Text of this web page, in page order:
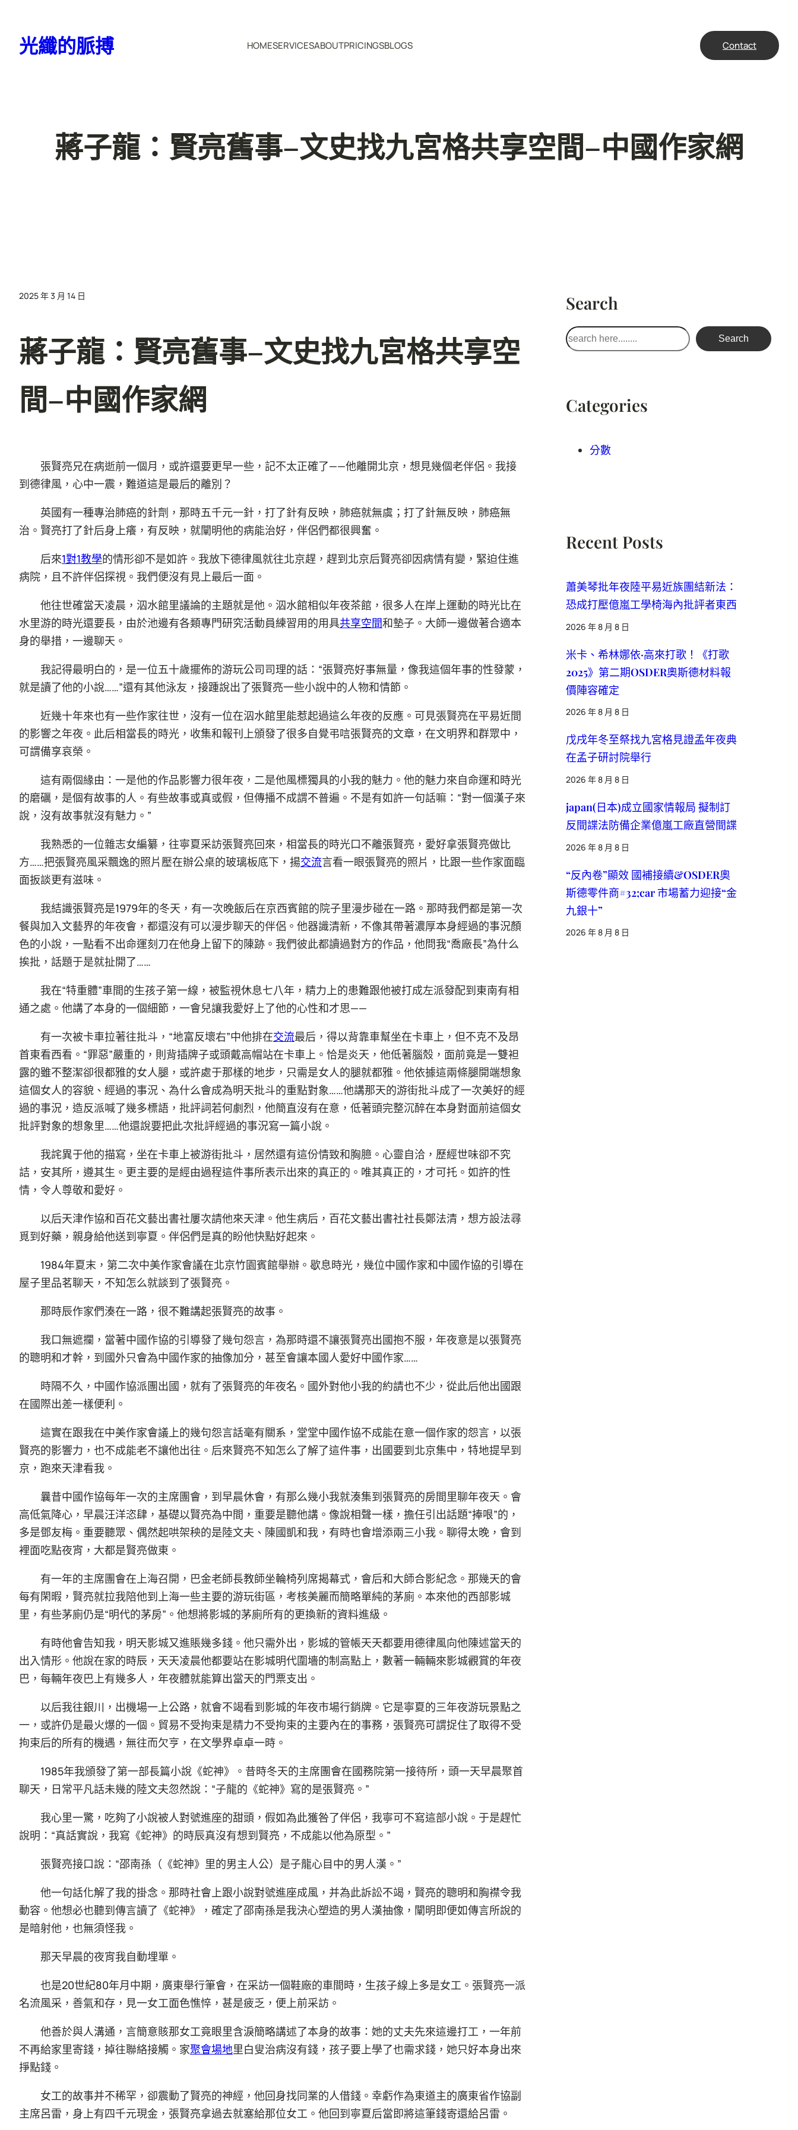
光纖的脈搏 HOMESERVICESABOUTPRICINGSBLOGS Contact
蔣子龍：賢亮舊事–文史找九宮格共享空間–中國作家網
2025 年 3 月 14 日
蔣子龍：賢亮舊事–文史找九宮格共享空
間–中國作家網
張賢亮兄在病逝前一個月，或許還要更早一些，記不太正確了——他離開北京，想見幾個老伴侶。我接
到德律風，心中一震，難道這是最后的離別？
英國有一種專治肺癌的針劑，那時五千元一針，打了針有反映，肺癌就無虞；打了針無反映，肺癌無
治。賢亮打了針后身上癢，有反映，就闡明他的病能治好，伴侶們都很興奮。
后來1對1教學的情形卻不是如許。我放下德律風就往北京趕，趕到北京后賢亮卻因病情有變，緊迫住進
病院，且不許伴侶探視。我們便沒有見上最后一面。
他往世確當天凌晨，泅水館里議論的主題就是他。泅水館相似年夜茶館，很多人在岸上運動的時光比在
水里游的時光還要長，由於池邊有各類專門研究活動員練習用的用具共享空間和墊子。大師一邊做著合適本
身的舉措，一邊聊天。
我記得最明白的，是一位五十歲擺佈的游玩公司司理的話：“張賢亮好事無量，像我這個年事的性發蒙，
就是讀了他的小說……”還有其他泳友，接踵說出了張賢亮一些小說中的人物和情節。
近幾十年來也有一些作家往世，沒有一位在泅水館里能惹起過這么年夜的反應。可見張賢亮在平易近間
的影響之年夜。此后相當長的時光，收集和報刊上頒發了很多自覺弔唁張賢亮的文章，在文明界和群眾中，
可謂備享哀榮。
這有兩個緣由：一是他的作品影響力很年夜，二是他風標獨具的小我的魅力。他的魅力來自命運和時光
的磨礪，是個有故事的人。有些故事或真或假，但傳播不成謂不普遍。不是有如許一句話嘛：“對一個漢子來
說，沒有故事就沒有魅力。”
我熟悉的一位雜志女編纂，往寧夏采訪張賢亮回來，相當長的時光口不離張賢亮，愛好拿張賢亮做比
方……把張賢亮風采飄逸的照片壓在辦公桌的玻璃板底下，揚交流言看一眼張賢亮的照片，比跟一些作家面臨
面扳談更有滋味。
我結識張賢亮是1979年的冬天，有一次晚飯后在京西賓館的院子里漫步碰在一路。那時我們都是第一次
餐與加入文藝界的年夜會，都還沒有可以漫步聊天的伴侶。他器識清新，不像其帶著濃厚本身經過的事況顏
色的小說，一點看不出命運刻刀在他身上留下的陳跡。我們彼此都讀過對方的作品，他問我“喬廠長”為什么
挨批，話題于是就扯開了……
我在“特重體”車間的生孩子第一線，被監視休息七八年，精力上的患難跟他被打成左派發配到東南有相
通之處。他講了本身的一個細節，一會兒讓我愛好上了他的心性和才思——
有一次被卡車拉著往批斗，“地富反壞右”中他排在交流最后，得以背靠車幫坐在卡車上，但不克不及昂
首東看西看。“罪惡”嚴重的，則背插牌子或頭戴高帽站在卡車上。恰是炎天，他低著腦殼，面前竟是一雙袒
露的雖不整潔卻很都雅的女人腿，或許處于那樣的地步，只需是女人的腿就都雅。他依據這兩條腿開端想象
這個女人的容貌、經過的事況、為什么會成為明天批斗的重點對象……他講那天的游街批斗成了一次美好的經
過的事況，造反派喊了幾多標語，批評詞若何劇烈，他簡直沒有在意，低著頭完整沉醉在本身對面前這個女
批評對象的想象里……他還說要把此次批評經過的事況寫一篇小說。
我詫異于他的描寫，坐在卡車上被游街批斗，居然還有這份情致和胸臆。心靈自洽，歷經世味卻不究
詰，安其所，遵其生。更主要的是經由過程這件事所表示出來的真正的。唯其真正的，才可托。如許的性
情，令人尊敬和愛好。
以后天津作協和百花文藝出書社屢次請他來天津。他生病后，百花文藝出書社社長鄭法清，想方設法尋
覓到好藥，親身給他送到寧夏。伴侶們是真的盼他快點好起來。
1984年夏末，第二次中美作家會議在北京竹園賓館舉辦。歇息時光，幾位中國作家和中國作協的引導在
屋子里品茗聊天，不知怎么就談到了張賢亮。
那時辰作家們湊在一路，很不難講起張賢亮的故事。
我口無遮攔，當著中國作協的引導發了幾句怨言，為那時還不讓張賢亮出國抱不服，年夜意是以張賢亮
的聰明和才幹，到國外只會為中國作家的抽像加分，甚至會讓本國人愛好中國作家……
時隔不久，中國作協派團出國，就有了張賢亮的年夜名。國外對他小我的約請也不少，從此后他出國跟
在國際出差一樣便利。
這實在跟我在中美作家會議上的幾句怨言話毫有關系，堂堂中國作協不成能在意一個作家的怨言，以張
賢亮的影響力，也不成能老不讓他出往。后來賢亮不知怎么了解了這件事，出國要到北京集中，特地提早到
京，跑來天津看我。
曩昔中國作協每年一次的主席團會，到早晨休會，有那么幾小我就湊集到張賢亮的房間里聊年夜天。會
高低氣降心，早晨汪洋恣肆，基礎以賢亮為中間，重要是聽他講。像說相聲一樣，擔任引出話題“捧哏”的，
多是鄧友梅。重要聽眾、偶然起哄架秧的是陸文夫、陳國凱和我，有時也會增添兩三小我。聊得太晚，會到
裡面吃點夜宵，大都是賢亮做東。
有一年的主席團會在上海召開，巴金老師長教師坐輪椅列席揭幕式，會后和大師合影紀念。那幾天的會
每有閑暇，賢亮就拉我陪他到上海一些主要的游玩街區，考核美麗而簡略單純的茅廁。本來他的西部影城
里，有些茅廁仍是“明代的茅房”。他想將影城的茅廁所有的更換新的資料進級。
有時他會告知我，明天影城又進賬幾多錢。他只需外出，影城的管帳天天都要用德律風向他陳述當天的
出入情形。他說在家的時辰，天天凌晨他都要站在影城明代圍墻的制高點上，數著一輛輛來影城觀賞的年夜
巴，每輛年夜巴上有幾多人，年夜體就能算出當天的門票支出。
以后我往銀川，出機場一上公路，就會不竭看到影城的年夜市場行銷牌。它是寧夏的三年夜游玩景點之
一，或許仍是最火爆的一個。貿易不受拘束是精力不受拘束的主要內在的事務，張賢亮可謂捉住了取得不受
拘束后的所有的機遇，無往而欠亨，在文學界卓卓一時。
1985年我頒發了第一部長篇小說《蛇神》。昔時冬天的主席團會在國務院第一接待所，頭一天早晨聚首
聊天，日常平凡話未幾的陸文夫忽然說：“子龍的《蛇神》寫的是張賢亮。”
我心里一驚，吃夠了小說被人對號進座的甜頭，假如為此獲咎了伴侶，我寧可不寫這部小說。于是趕忙
說明：“真話實說，我寫《蛇神》的時辰真沒有想到賢亮，不成能以他為原型。”
張賢亮接口說：“邵南孫（《蛇神》里的男主人公）是子龍心目中的男人漢。”
他一句話化解了我的掛念。那時社會上跟小說對號進座成風，并為此訴訟不竭，賢亮的聰明和胸襟令我
動容。他想必也聽到傳言讀了《蛇神》，確定了邵南孫是我決心塑造的男人漢抽像，闡明即便如傳言所說的
是暗射他，也無須怪我。
那天早晨的夜宵我自動埋單。
也是20世紀80年月中期，廣東舉行筆會，在采訪一個鞋廠的車間時，生孩子線上多是女工。張賢亮一派
名流風采，善氣和存，見一女工面色憔悴，甚是疲乏，便上前采訪。
他善於與人溝通，言簡意賅那女工竟眼里含淚簡略講述了本身的故事：她的丈夫先來這邊打工，一年前
不再給家里寄錢，掉往聯絡接觸。家聚會場地里白叟治病沒有錢，孩子要上學了也需求錢，她只好本身出來
掙點錢。
女工的故事并不稀罕，卻震動了賢亮的神經，他回身找同業的人借錢。幸虧作為東道主的廣東省作協副
主席呂雷，身上有四千元現金，張賢亮拿過去就塞給那位女工。他回到寧夏后當即將這筆錢寄還給呂雷。
Search
搜
尋
Search
Categories
分數
Recent Posts
蕭美琴批年夜陸平易近族團結新法：
恐成打壓億嵐工學椅海內批評者東西
2026 年 8 月 8 日
米卡、希林娜依·高來打歌！《打歌
2025》第二期OSDER奧斯德材料報
價陣容確定
2026 年 8 月 8 日
戊戌年冬至祭找九宮格見證孟年夜典
在孟子研討院舉行
2026 年 8 月 8 日
japan(日本)成立國家情報局 擬制訂
反間諜法防備企業億嵐工廠直營間諜
2026 年 8 月 8 日
“反內卷”顯效 國補接續&OSDER奧
斯德零件商#32;car 市場蓄力迎接“金
九銀十”
2026 年 8 月 8 日